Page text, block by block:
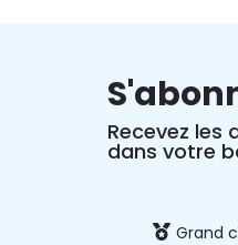
Recevez les
dans votre
Grand